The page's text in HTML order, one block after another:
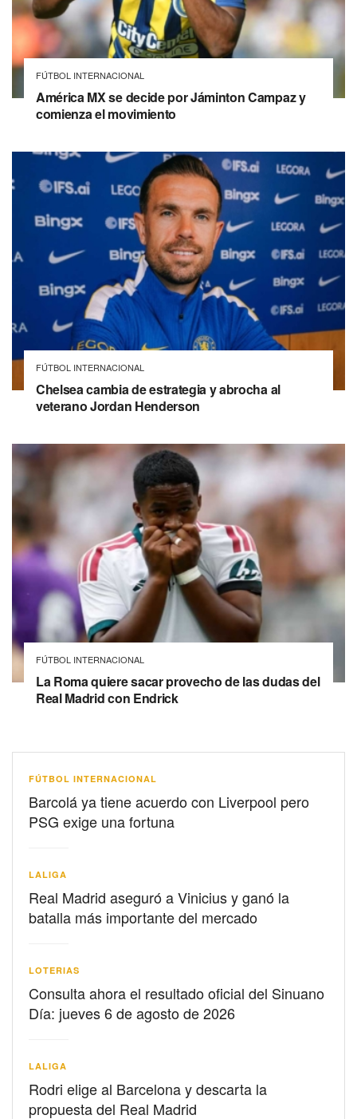
FÚTBOL INTERNACIONAL
América MX se decide por Jáminton Campaz y
comienza el movimiento
FÚTBOL INTERNACIONAL
Chelsea cambia de estrategia y abrocha al
veterano Jordan Henderson
FÚTBOL INTERNACIONAL
La Roma quiere sacar provecho de las dudas del
Real Madrid con Endrick
FÚTBOL INTERNACIONAL
Barcolá ya tiene acuerdo con Liverpool pero
PSG exige una fortuna
LALIGA
Real Madrid aseguró a Vinicius y ganó la
batalla más importante del mercado
LOTERIAS
Consulta ahora el resultado oficial del Sinuano
Día: jueves 6 de agosto de 2026
LALIGA
Rodri elige al Barcelona y descarta la
propuesta del Real Madrid